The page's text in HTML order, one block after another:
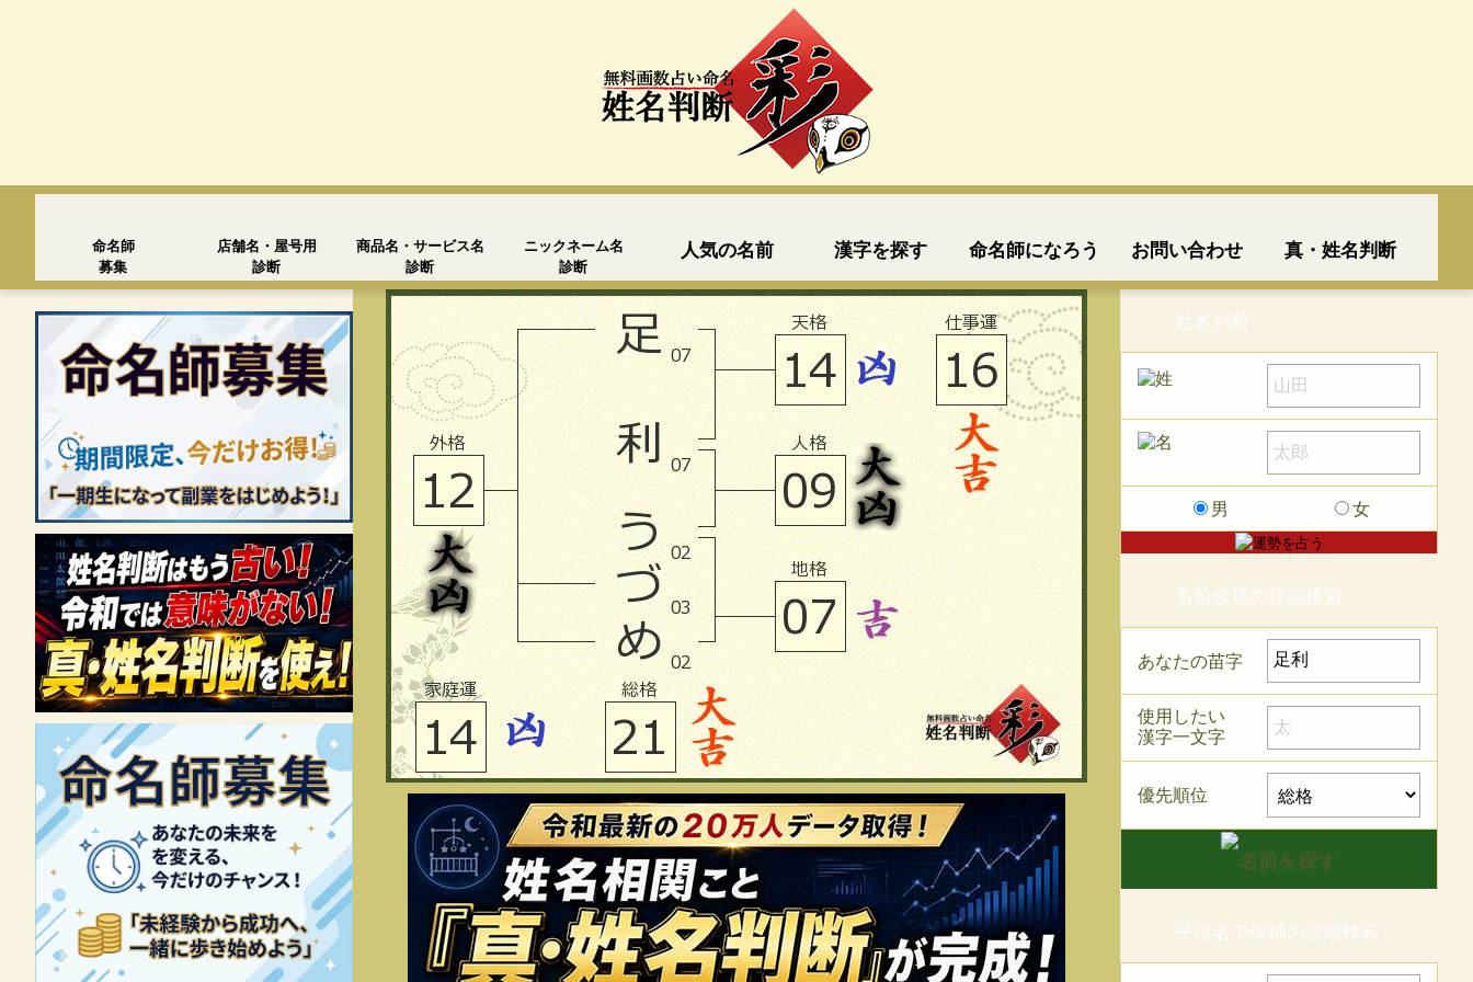
命名師
募集
店舗名・屋号用
診断
商品名・サービス名
診断
ニックネーム名
診断
人気の名前 漢字を探す 命名師になろう お問い合わせ 真・姓名判断
姓名判断
男 女
名前候補の詳細検索
あなたの苗字
使用したい
漢字一文字
優先順位
平仮名で候補の詳細検索